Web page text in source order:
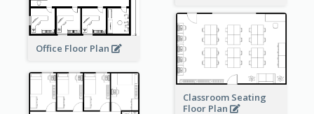
Office Floor Plan
Classroom Seating
Floor Plan